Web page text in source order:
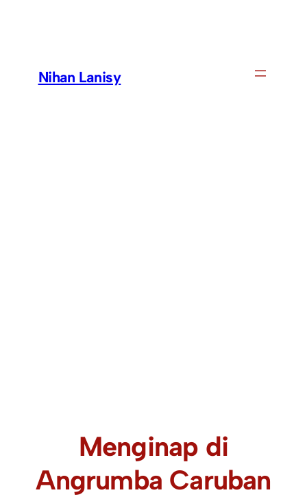
Nihan Lanisy
Menginap di
Angrumba Caruban